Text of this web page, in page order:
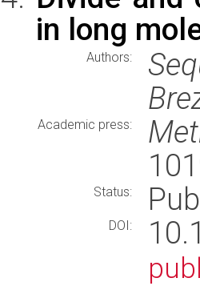
in long
Authors:
Academic press:
Status:
DOI: